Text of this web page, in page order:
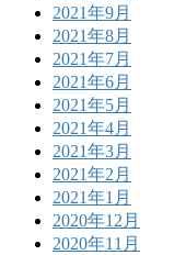
2021年9月
2021年8月
2021年7月
2021年6月
2021年5月
2021年4月
2021年3月
2021年2月
2021年1月
2020年12月
2020年11月